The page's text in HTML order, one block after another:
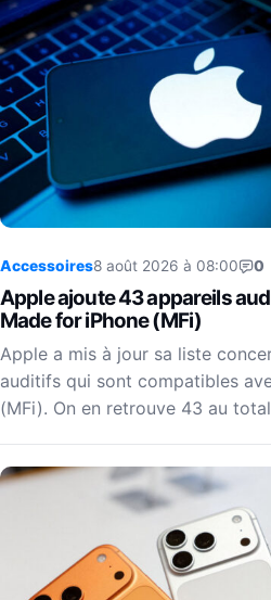
Accessoires8 août 2026 à 08:00 0
Apple ajoute 43 appareils
Made for iPhone (MFi)
Apple a mis à jour sa liste
auditifs qui sont compatibles
(MFi). On en retrouve 43 au